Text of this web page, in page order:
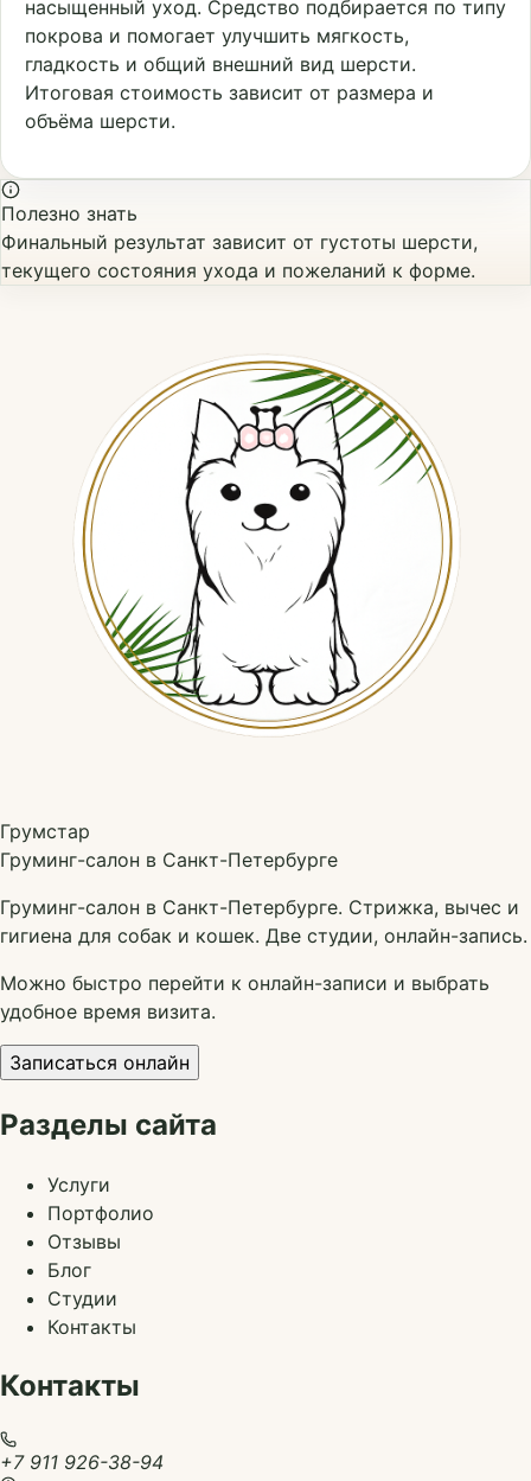
насыщенный уход. Средство подбирается по типу
покрова и помогает улучшить мягкость,
гладкость и общий внешний вид шерсти.
Итоговая стоимость зависит от размера и
объёма шерсти.
Полезно знать
Финальный результат зависит от густоты шерсти,
текущего состояния ухода и пожеланий к форме.
Грумстар
Груминг-салон в Санкт-Петербурге
Груминг-салон в Санкт-Петербурге. Стрижка, вычес и
гигиена для собак и кошек. Две студии, онлайн-запись.
Можно быстро перейти к онлайн-записи и выбрать
удобное время визита.
Записаться онлайн
Разделы сайта
Услуги
Портфолио
Отзывы
Блог
Студии
Контакты
Контакты
+7 911 926-38-94